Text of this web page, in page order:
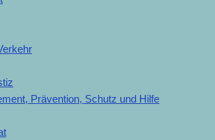
Prävention, Schutz und Hilfe